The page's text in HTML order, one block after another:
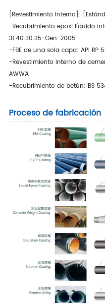
[Revestimiento interno]:
-Recubrimiento epoxi líquido
31.40.30.35-Gen-2005
-FBE de una sola capa: API RP
-Revestimiento interno de
AWWA
-Recubrimiento de betún: BS
Proceso de fabricación